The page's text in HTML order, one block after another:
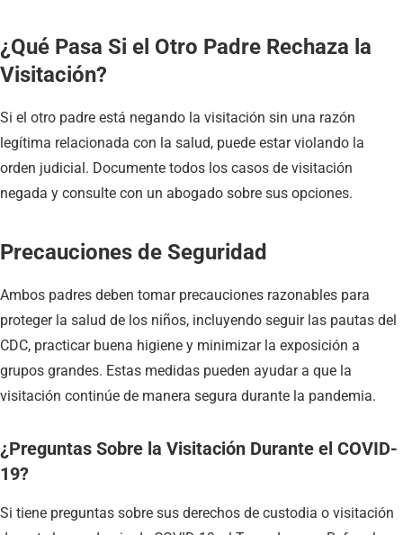
¿Qué Pasa Si el Otro Padre Rechaza la
Visitación?
Si el otro padre está negando la visitación sin una razón
legítima relacionada con la salud, puede estar violando la
orden judicial. Documente todos los casos de visitación
negada y consulte con un abogado sobre sus opciones.
Precauciones de Seguridad
Ambos padres deben tomar precauciones razonables para
proteger la salud de los niños, incluyendo seguir las pautas del
CDC, practicar buena higiene y minimizar la exposición a
grupos grandes. Estas medidas pueden ayudar a que la
visitación continúe de manera segura durante la pandemia.
¿Preguntas Sobre la Visitación Durante el COVID-
19?
Si tiene preguntas sobre sus derechos de custodia o visitación